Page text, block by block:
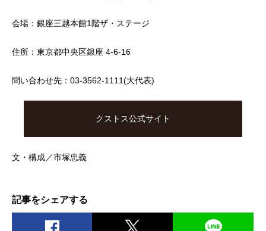
会場：銀座三越本館1階ザ・ステージ
住所：東京都中央区銀座 4-6-16
問い合わせ先：03-3562-1111(大代表)
クストス公式サイト
文・構成／市塚忠義
記事をシェアする